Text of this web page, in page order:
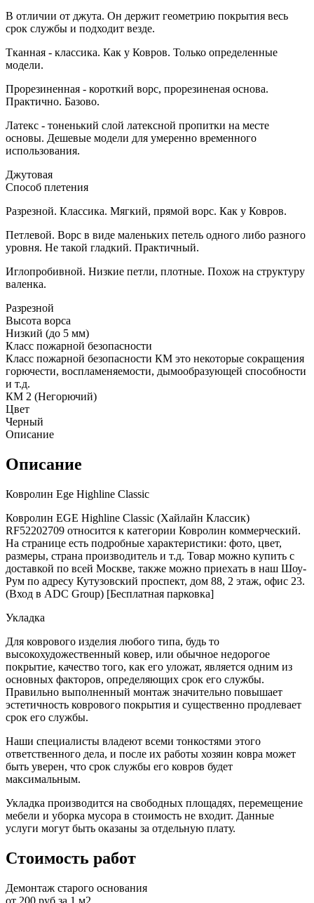
В отличии от джута. Он держит геометрию покрытия весь
срок службы и подходит везде.
Тканная - классика. Как у Ковров. Только определенные
модели.
Прорезиненная - короткий ворс, прорезиненая основа.
Практично. Базово.
Латекс - тоненький слой латексной пропитки на месте
основы. Дешевые модели для умеренно временного
использования.
Джутовая
Способ плетения
Разрезной. Классика. Мягкий, прямой ворс. Как у Ковров.
Петлевой. Ворс в виде маленьких петель одного либо разного
уровня. Не такой гладкий. Практичный.
Иглопробивной. Низкие петли, плотные. Похож на структуру
валенка.
Разрезной
Высота ворса
Низкий (до 5 мм)
Класс пожарной безопасности
Класс пожарной безопасности КМ это некоторые сокращения
горючести, воспламеняемости, дымообразующей способности
и т.д.
КМ 2 (Негорючий)
Цвет
Черный
Описание
Описание
Ковролин Ege Highline Classic
Ковролин EGE Highline Classic (Хайлайн Классик)
RF52202709 относится к категории Ковролин коммерческий.
На странице есть подробные характеристики: фото, цвет,
размеры, страна производитель и т.д. Товар можно купить с
доставкой по всей Москве, также можно приехать в наш Шоу-
Рум по адресу Кутузовский проспект, дом 88, 2 этаж, офис 23.
(Вход в ADC Group) [Бесплатная парковка]
Укладка
Для коврового изделия любого типа, будь то
высокохудожественный ковер, или обычное недорогое
покрытие, качество того, как его уложат, является одним из
основных факторов, определяющих срок его службы.
Правильно выполненный монтаж значительно повышает
эстетичность коврового покрытия и существенно продлевает
срок его службы.
Наши специалисты владеют всеми тонкостями этого
ответственного дела, и после их работы хозяин ковра может
быть уверен, что срок службы его ковров будет
максимальным.
Укладка производится на свободных площадях, перемещение
мебели и уборка мусора в стоимость не входит. Данные
услуги могут быть оказаны за отдельную плату.
Стоимость работ
Демонтаж старого основания
от 200 руб за 1 м2